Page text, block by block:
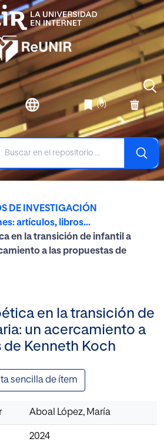
(0)
DE INVESTIGACIÓN
artículos, libros...
en la transición de infantil a
a las propuestas de
en la transición de
un acercamiento a
de Kenneth Koch
sencilla de ítem
Aboal López, María
2024